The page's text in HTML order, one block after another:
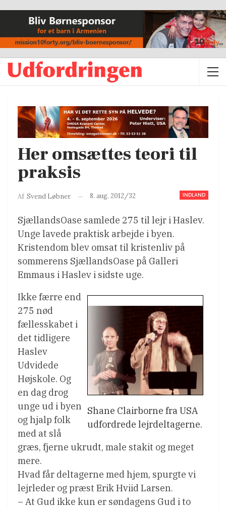
Her omsættes teori til
praksis
INDLAND
Af Svend Løbner 8. aug. 2012/32
SjællandsOase samlede 275 til lejr i Haslev.
Unge lavede praktisk arbejde i byen.
Kristendom blev omsat til kristenliv på
sommerens SjællandsOase på Galleri
Emmaus i Haslev i sidste uge.
Shane Clairborne fra USA
udfordrede lejrdeltagerne.
Ikke færre end
275 nød
fællesskabet i
det tidligere
Haslev
Udvidede
Højskole. Og
en dag drog
unge ud i byen
og hjalp folk
med at slå
græs, fjerne ukrudt, male stakit og meget
mere.
Hvad får deltagerne med hjem, spurgte vi
lejrleder og præst Erik Hviid Larsen.
– At Gud ikke kun er søndagens Gud i to